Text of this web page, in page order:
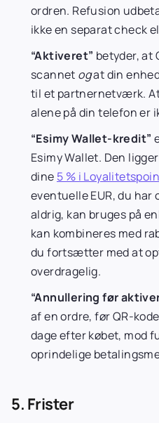
ordren. Refusion
ikke en separat check
“Aktiveret” betyder, at
scannet ogat din
til et partnernetværk.
alene på din telefon er
“Esimy Wallet-kredit”
Esimy Wallet. Den
dine 5 % i
eventuelle EUR, du
aldrig, kan bruges på
kan kombineres med
du fortsætter med at
overdragelig.
“Annullering før
af en ordre, før QR-
dage efter købet, mod
oprindelige
5. Frister